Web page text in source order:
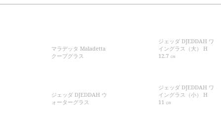
マラデッタ Maladetta
クープグラス
ジェッダ DJEDDAH ワ
イングラス（大） H
12.7 ㎝
ジェッダ DJEDDAH ウ
ォーターグラス
ジェッダ DJEDDAH ワ
イングラス（小） H
11 ㎝